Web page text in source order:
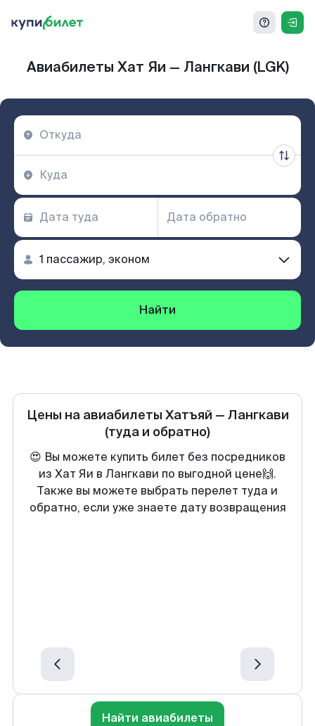
Авиабилеты Хат Яи — Лангкави (LGK)
Найти
Цены на авиабилеты Хатъяй — Лангкави
(туда и обратно)
😍 Вы можете купить билет без посредников
из Хат Яи в Лангкави по выгодной цене🙌.
Также вы можете выбрать перелет туда и
обратно, если уже знаете дату возвращения
Найти авиабилеты